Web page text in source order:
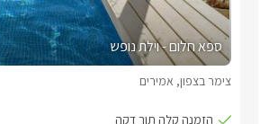
ספא חלום - וילת נופש
צימר בצפון, אמירים